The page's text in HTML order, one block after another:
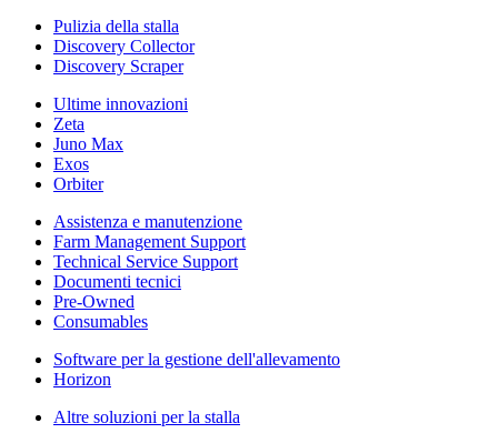
Pulizia della stalla
Discovery Collector
Discovery Scraper
Ultime innovazioni
Zeta
Juno Max
Exos
Orbiter
Assistenza e manutenzione
Farm Management Support
Technical Service Support
Documenti tecnici
Pre-Owned
Consumables
Software per la gestione dell'allevamento
Horizon
Altre soluzioni per la stalla